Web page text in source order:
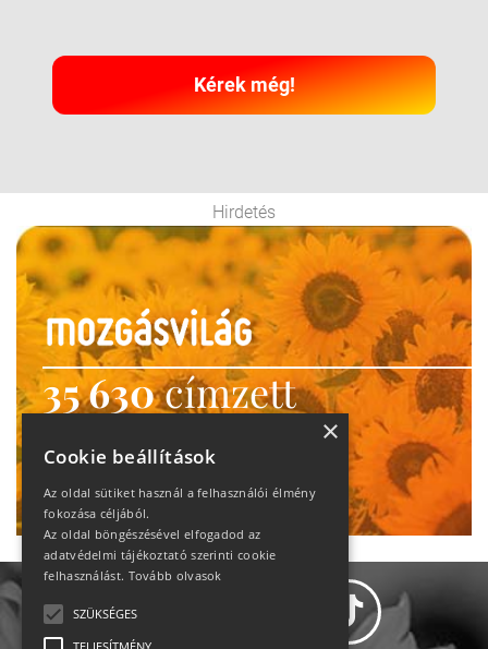
Kérek még!
Hirdetés
35 630címzett
heti motiváció
Ne maradj le!
×
Cookie beállítások
Az oldal sütiket használ a felhasználói élmény
fokozása céljából.
Az oldal böngészésével elfogadod az
adatvédelmi tájékoztató szerinti cookie
felhasználást. Tovább olvasok
SZÜKSÉGES